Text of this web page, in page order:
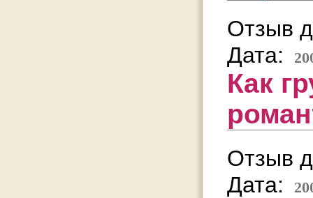
Отзыв
Дата:
Как
Отзыв
Дата: